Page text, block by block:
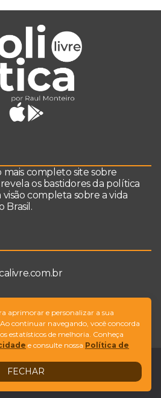
mais completo site sobre
os bastidores da política
completa sobre a vida
Brasil.
Livre. All Rights Reserved
by NVGO
Fale conosco
aprimorar e personalizar a sua
continuar navegando, você concorda
estatísticos de melhoria. Conheça
e consulte nossa Política de
FECHAR